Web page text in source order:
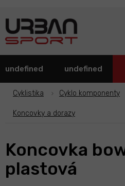
undefined undefined
Cyklistika Cyklo komponenty
Koncovky a dorazy
Koncovka
plastová